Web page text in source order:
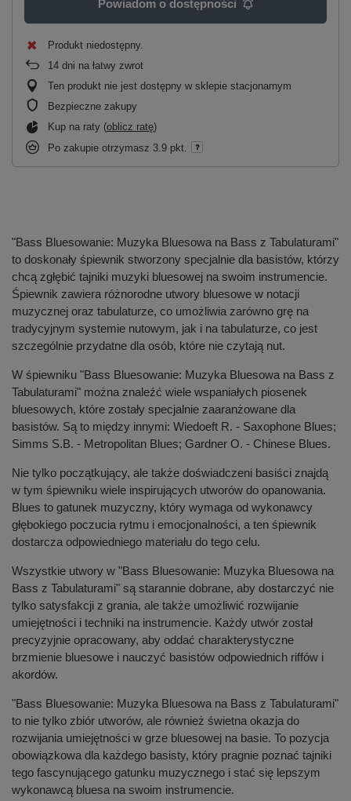
Powiadom o dostępności
Produkt niedostępny
14 dni na łatwy zwrot
Ten produkt nie jest dostępny w sklepie stacjonarnym
Bezpieczne zakupy
Kup na raty (oblicz ratę)
Po zakupie otrzymasz 3.9 pkt.
"Bass Bluesowanie: Muzyka Bluesowa na Bass z Tabulaturami"
to doskonały śpiewnik stworzony specjalnie dla basistów, którzy
chcą zgłębić tajniki muzyki bluesowej na swoim instrumencie.
Śpiewnik zawiera różnorodne utwory bluesowe w notacji
muzycznej oraz tabulaturze, co umożliwia zarówno grę na
tradycyjnym systemie nutowym, jak i na tabulaturze, co jest
szczególnie przydatne dla osób, które nie czytają nut.
W śpiewniku "Bass Bluesowanie: Muzyka Bluesowa na Bass z
Tabulaturami" można znaleźć wiele wspaniałych piosenek
bluesowych, które zostały specjalnie zaaranżowane dla
basistów. Są to między innymi: Wiedoeft R. - Saxophone Blues;
Simms S.B. - Metropolitan Blues; Gardner O. - Chinese Blues.
Nie tylko początkujący, ale także doświadczeni basiści znajdą
w tym śpiewniku wiele inspirujących utworów do opanowania.
Blues to gatunek muzyczny, który wymaga od wykonawcy
głębokiego poczucia rytmu i emocjonalności, a ten śpiewnik
dostarcza odpowiedniego materiału do tego celu.
Wszystkie utwory w "Bass Bluesowanie: Muzyka Bluesowa na
Bass z Tabulaturami" są starannie dobrane, aby dostarczyć nie
tylko satysfakcji z grania, ale także umożliwić rozwijanie
umiejętności i techniki na instrumencie. Każdy utwór został
precyzyjnie opracowany, aby oddać charakterystyczne
brzmienie bluesowe i nauczyć basistów odpowiednich riffów i
akordów.
"Bass Bluesowanie: Muzyka Bluesowa na Bass z Tabulaturami"
to nie tylko zbiór utworów, ale również świetna okazja do
rozwijania umiejętności w grze bluesowej na basie. To pozycja
obowiązkowa dla każdego basisty, który pragnie poznać tajniki
tego fascynującego gatunku muzycznego i stać się lepszym
wykonawcą bluesa na swoim instrumencie.